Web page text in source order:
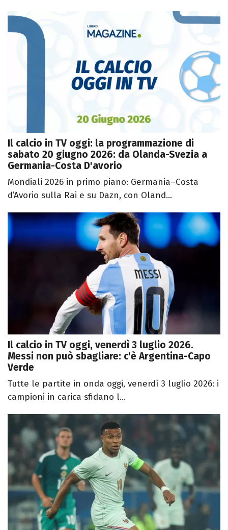
Il calcio in TV oggi: la programmazione di
sabato 20 giugno 2026: da Olanda-Svezia a
Germania-Costa D'avorio
Mondiali 2026 in primo piano: Germania–Costa
d’Avorio sulla Rai e su Dazn, con Oland...
Il calcio in TV oggi, venerdì 3 luglio 2026.
Messi non può sbagliare: c'è Argentina-Capo
Verde
Tutte le partite in onda oggi, venerdì 3 luglio 2026: i
campioni in carica sfidano l...